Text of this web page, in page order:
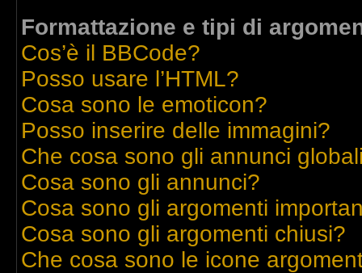
Formattazione e tipi di
Cos’è il BBCode?
Posso usare l’HTML?
Cosa sono le emoticon?
Posso inserire delle immagini?
Che cosa sono gli annunci
Cosa sono gli annunci?
Cosa sono gli argomenti
Cosa sono gli argomenti chiusi?
Che cosa sono le icone